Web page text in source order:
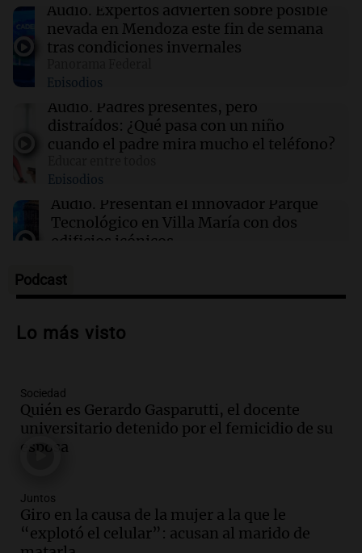
16:52 Espectáculos
Zulma Lobato fue hallada en situación de calle
16:50 Mundo
Voepass enfrenta acusaciones tras el trágico
accidente aéreo en Brasil que dejó 62 muertos
16:50 Mundo
Interrupciones en la venta de aguacates
mexicanos a EE. UU.: causas y consecuencias
Audio. Expertos advierten sobre posible
nevada en Mendoza este fin de semana
tras condiciones invernales
Episodios
Audio. Padres presentes, pero
distraídos: ¿Qué pasa con un niño
cuando el padre mira mucho el teléfono?
Episodios
Audio. Presentan el innovador Parque
Tecnológico en Villa María con dos
edificios icónicos
Episodios
Audio.Polémica en el fútbol argentino:
controvertidos
Audio.
para modificar proyecto de propiedad
privada en el Senado Nacional
Panorama Federal
Audio.
contrato entre cooperativa argentina y
Huawei en Neuquén
Panorama Federal
Podcast
Lo más visto
Sociedad
Quién es Gerardo Gasparutti, el docente
universitario detenido por el femicidio de su
esposa
Juntos
Giro en la causa de la mujer a la que le
“explotó el celular”: acusan al marido de